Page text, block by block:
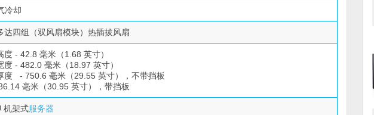
冷却
达四组（双风扇模块）热插拔风扇
度 - 42.8 毫米（1.68 英寸）
度 - 482.0 毫米（18.97 英寸）
度 - 750.6 毫米（29.55 英寸），不带挡板
毫米（30.95 英寸），带挡板
机架式服务器